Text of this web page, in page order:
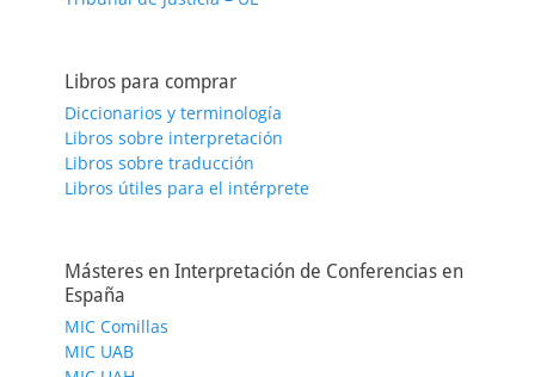
Libros para comprar
Diccionarios y terminología
Libros sobre interpretación
Libros sobre traducción
Libros útiles para el intérprete
Másteres en Interpretación de Conferencias en
España
MIC Comillas
MIC UAB